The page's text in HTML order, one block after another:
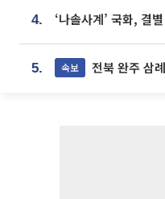
4.
5. 속보 전북 완주 삼